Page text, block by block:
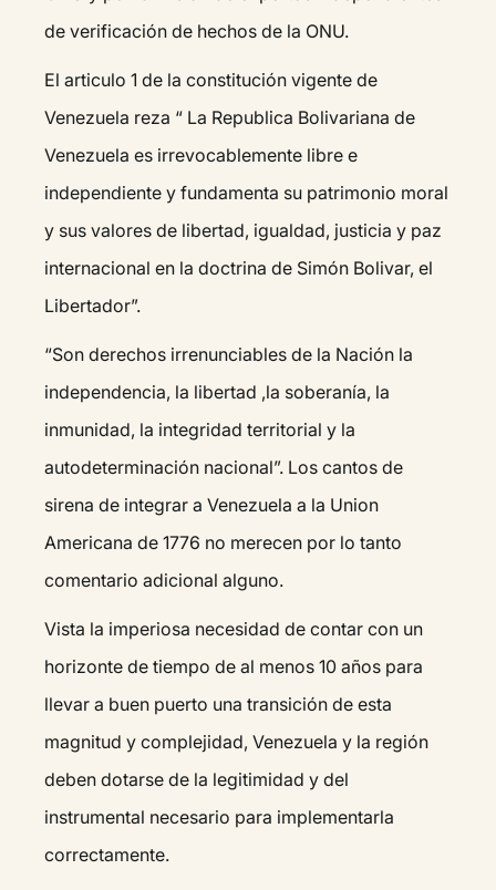
de verificación de hechos de la ONU.
El articulo 1 de la constitución vigente de
Venezuela reza “ La Republica Bolivariana de
Venezuela es irrevocablemente libre e
independiente y fundamenta su patrimonio moral
y sus valores de libertad, igualdad, justicia y paz
internacional en la doctrina de Simón Bolivar, el
Libertador”.
“Son derechos irrenunciables de la Nación la
independencia, la libertad ,la soberanía, la
inmunidad, la integridad territorial y la
autodeterminación nacional”. Los cantos de
sirena de integrar a Venezuela a la Union
Americana de 1776 no merecen por lo tanto
comentario adicional alguno.
Vista la imperiosa necesidad de contar con un
horizonte de tiempo de al menos 10 años para
llevar a buen puerto una transición de esta
magnitud y complejidad, Venezuela y la región
deben dotarse de la legitimidad y del
instrumental necesario para implementarla
correctamente.